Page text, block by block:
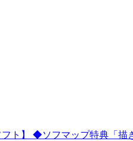
ト】 ◆ソフマップ特典「描